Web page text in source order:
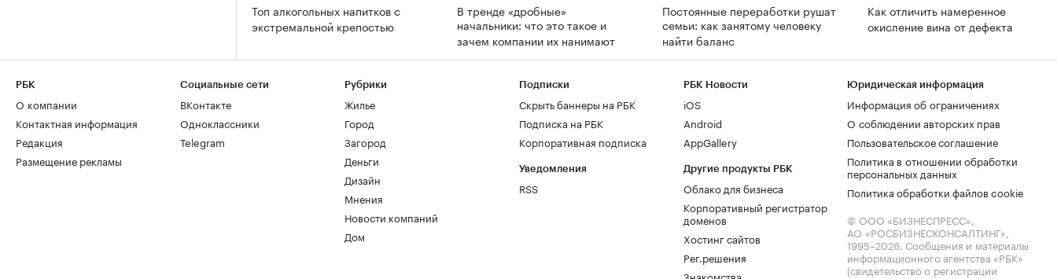
Топ алкогольных напитков с
экстремальной крепостью
В тренде «дробные»
начальники: что это такое и
зачем компании их нанимают
Постоянные переработки рушат
семьи: как занятому человеку
найти баланс
Как отличить намеренное
окисление вина от дефекта
РБК
О компании
Контактная информация
Редакция
Размещение рекламы
Социальные сети
ВКонтакте
Одноклассники
Telegram
Рубрики
Жилье
Город
Загород
Деньги
Дизайн
Мнения
Новости компаний
Дом
Подписки
Скрыть баннеры на РБК
Подписка на РБК
Корпоративная подписка
Уведомления
RSS
РБК Новости
iOS
Android
AppGallery
Другие продукты РБК
Облако для бизнеса
Корпоративный регистратор
доменов
Хостинг сайтов
Рег.решения
Знакомства
Юридическая информация
Информация об ограничениях
О соблюдении авторских прав
Пользовательское соглашение
Политика в отношении обработки
персональных данных
Политика обработки файлов cookie
© ООО «БИЗНЕСПРЕСС»,
АО «РОСБИЗНЕСКОНСАЛТИНГ»,
1995–2026. Сообщения и материалы
информационного агентства «РБК»
(свидетельство о регистрации